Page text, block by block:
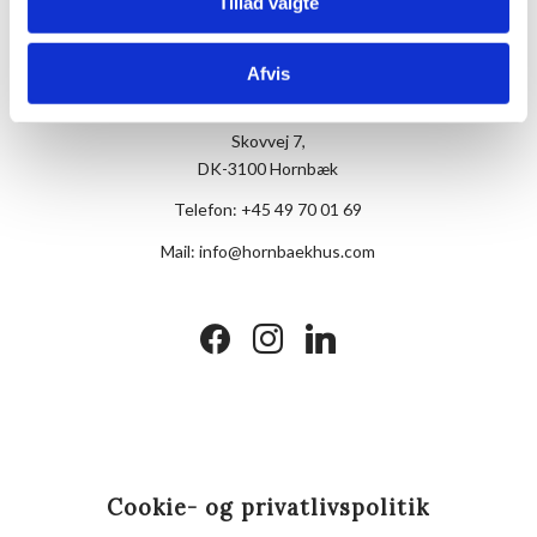
Afvis
Hotel Hornbækhus
Skovvej 7,
DK-3100 Hornbæk
Telefon: +45 49 70 01 69
Mail:info@hornbaekhus.com
facebookinstagramlinkedin
Cookie- og privatlivspolitik